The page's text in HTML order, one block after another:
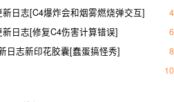
日志[C4爆炸会和烟雾燃烧弹交互] 4
日志[修复C4伤害计算错误] 6
日志新印花胶囊[蠢蛋搞怪秀] 8
10